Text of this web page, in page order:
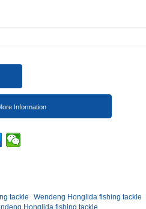
Information
tackle
Wendeng Honglida fishing tackle
Honglida fishing tackle